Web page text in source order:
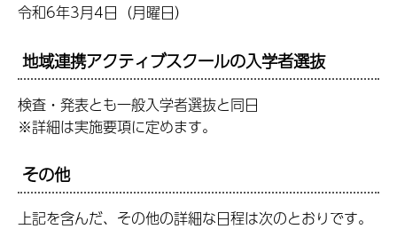
令和6年3月4日（月曜日）
地域連携アクティブスクールの入学者選抜
検査・発表とも一般入学者選抜と同日
※詳細は実施要項に定めます。
その他
上記を含んだ、その他の詳細な日程は次のとおりです。